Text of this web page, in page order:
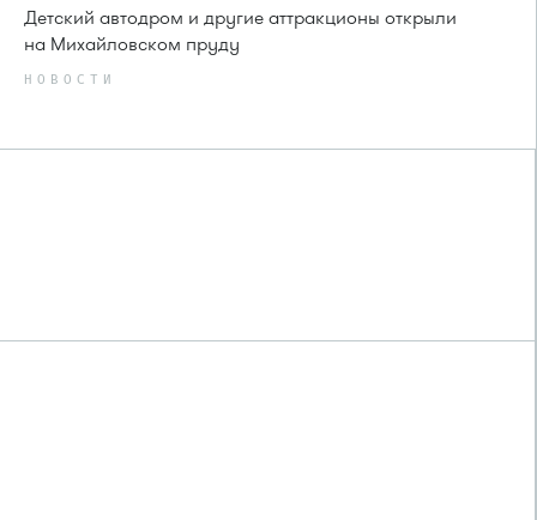
Детский автодром и другие аттракционы открыли
на Михайловском пруду
НОВОСТИ